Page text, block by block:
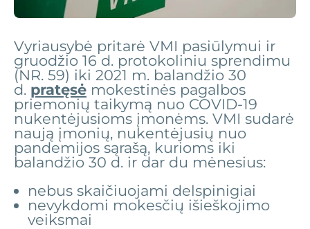
Vyriausybė pritarė VMI pasiūlymui ir
gruodžio 16 d. protokoliniu sprendimu
(NR. 59) iki 2021 m. balandžio 30
d. pratęsė mokestinės pagalbos
priemonių taikymą nuo COVID-19
nukentėjusioms įmonėms. VMI sudarė
naują įmonių, nukentėjusių nuo
pandemijos sąrašą, kurioms iki
balandžio 30 d. ir dar du mėnesius:
nebus skaičiuojami delspinigiai
nevykdomi mokesčių išieškojimo
veiksmai